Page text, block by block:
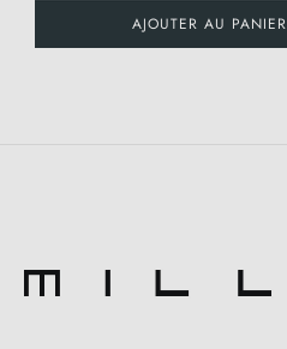
AJOUTER AU PANIER